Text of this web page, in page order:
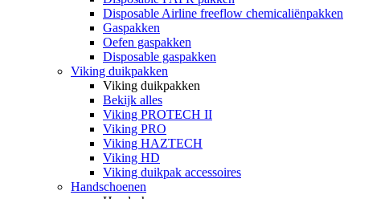
Disposable Airline freeflow chemicaliënpakken
Gaspakken
Oefen gaspakken
Disposable gaspakken
Viking duikpakken
Viking duikpakken
Bekijk alles
Viking PROTECH II
Viking PRO
Viking HAZTECH
Viking HD
Viking duikpak accessoires
Handschoenen